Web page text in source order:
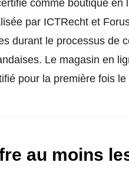
comme boutique en
par ICTRecht et
durant le processus de
Le magasin en
pour la première fois
au moins